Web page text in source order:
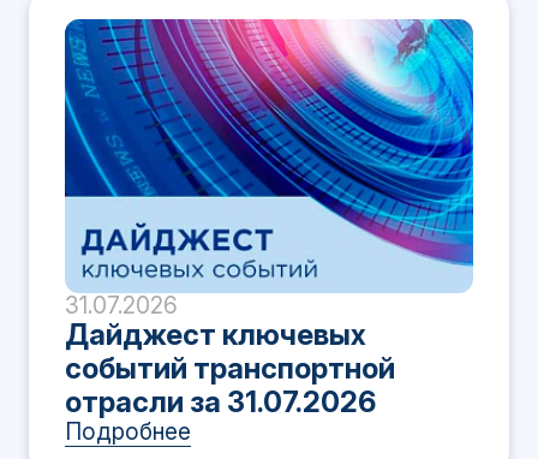
31.07.2026
Дайджест ключевых
событий транспортной
отрасли за 31.07.2026
Подробнее